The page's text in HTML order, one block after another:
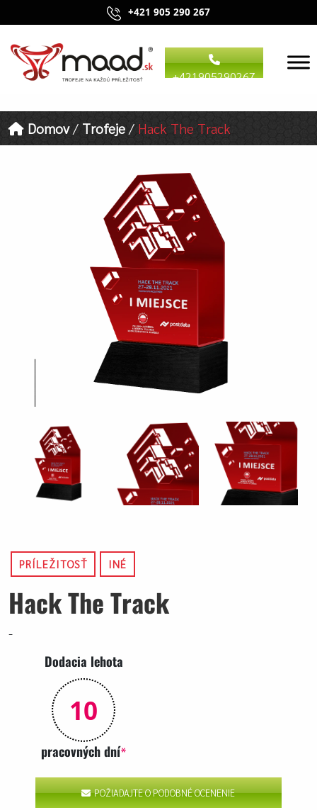
BEZPLATNÁ NABÍDKA
+421905290267
Domov/ Trofeje / Hack The Track
PRÍLEŽITOSŤ INÉ
Hack The Track
-
Dodacia lehota
10
pracovných dní*
POŽIADAJTE O PODOBNÉ OCENENIE